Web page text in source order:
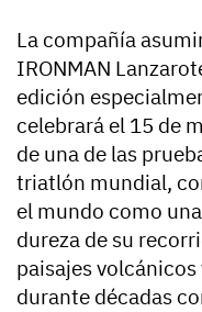
La compañía
IRONMAN
edición
celebrará el 15 de
de una de las
triatlón mundial,
el mundo como
dureza de su
paisajes
durante décadas